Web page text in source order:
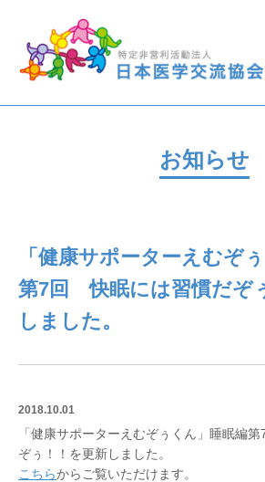
お知らせ
「健康サポーターえむぞ
第7回 快眠には習慣だぞ
しました。
2018.10.01
「健康サポーターえむぞぅくん」睡眠編
ぞぅ！！を更新しました。
こちらからご覧いただけます。